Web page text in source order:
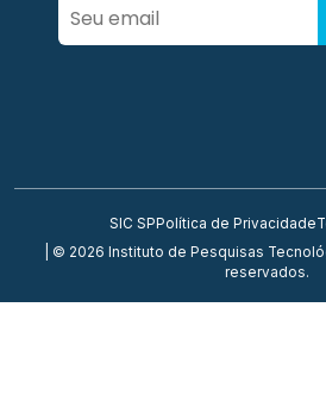
SIC SP Política de Privacidade
| © 2026 Instituto de Pesquisas
reservados.